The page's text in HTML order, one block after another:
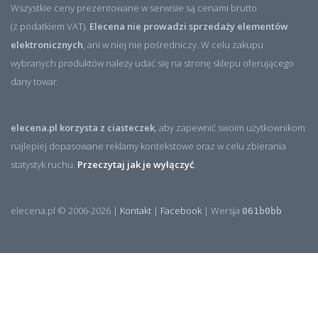
Wszystkie ceny prezentowane w serwisie są cenami brutto
(z podatkiem VAT). Elecena nie prowadzi sprzedaży elementów
elektronicznych, ani w niej nie pośredniczy. W celu zakupu
wybranych produktów należy udać się na stronę sklepu oferującego
dany towar.
elecena.pl korzysta z ciasteczek, aby zapewnić swoim użytkownikom
najlepiej dopasowane reklamy kontekstowe oraz w celu zbierania
statystyk ruchu. Przeczytaj jak je wyłączyć.
elecena.pl © 2006-2026 | Kontakt | Facebook | Wersja 061b0bb